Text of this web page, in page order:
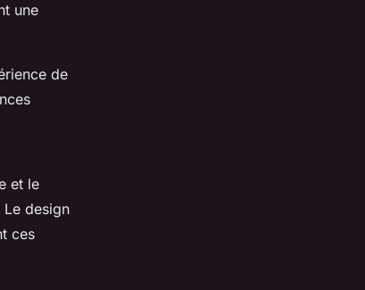
une
de
et le
design
ces